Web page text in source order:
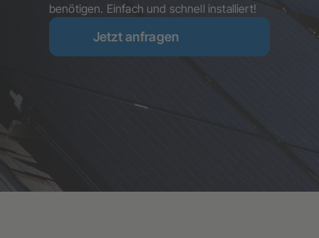
benötigen. Einfach und schnell installiert!
Jetzt anfragen